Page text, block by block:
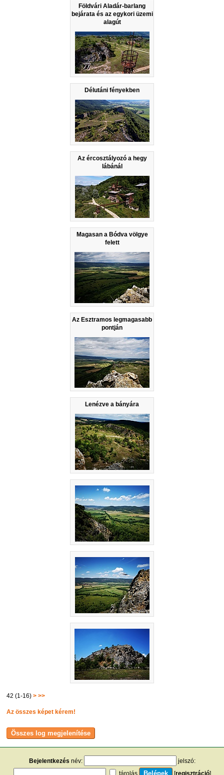
Földvári Aladár-barlang
bejárata és az egykori üzemi
alagút
Délutáni fényekben
Az ércosztályozó a hegy
lábánál
Magasan a Bódva völgye
felett
Az Esztramos legmagasabb
pontján
Lenézve a bányára
42 (1-16)> >>
Az összes képet kérem!
Bejelentkezés név:
jelszó:
tárolás
[regisztráció]